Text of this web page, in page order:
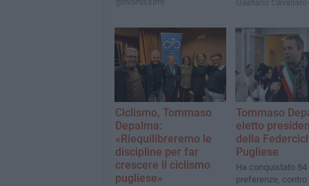
Gaetano Cavallaro
Ciclismo, Tommaso
Depalma:
«Riequilibreremo le
discipline per far
crescere il ciclismo
pugliese»
Tommaso
eletto
della
Pugliese
Ha conquistato 84
preferenze, contro